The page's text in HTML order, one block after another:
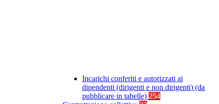
Incarichi conferiti e autorizzati ai
dipendenti (dirigenti e non dirigenti) (da
pubblicare in tabelle) 254